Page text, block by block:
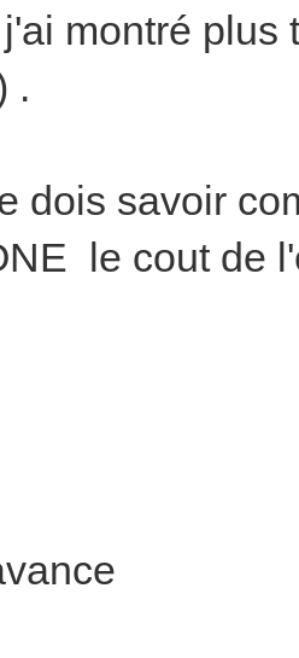
montré plus
.
dois savoir
le cout de